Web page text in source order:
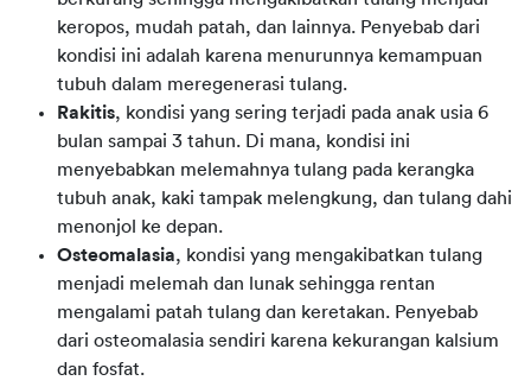
keropos, mudah patah, dan lainnya. Penyebab dari
kondisi ini adalah karena menurunnya kemampuan
tubuh dalam meregenerasi tulang.
Rakitis, kondisi yang sering terjadi pada anak usia 6
bulan sampai 3 tahun. Di mana, kondisi ini
menyebabkan melemahnya tulang pada kerangka
tubuh anak, kaki tampak melengkung, dan tulang dahi
menonjol ke depan.
Osteomalasia, kondisi yang mengakibatkan tulang
menjadi melemah dan lunak sehingga rentan
mengalami patah tulang dan keretakan. Penyebab
dari osteomalasia sendiri karena kekurangan kalsium
dan fosfat.